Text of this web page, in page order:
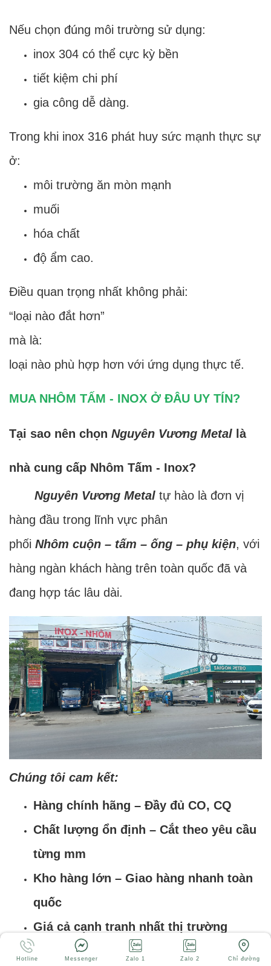
Nếu chọn đúng môi trường sử dụng:
inox 304 có thể cực kỳ bền
tiết kiệm chi phí
gia công dễ dàng.
Trong khi inox 316 phát huy sức mạnh thực sự
ở:
môi trường ăn mòn mạnh
muối
hóa chất
độ ẩm cao.
Điều quan trọng nhất không phải:
“loại nào đắt hơn”
mà là:
loại nào phù hợp hơn với ứng dụng thực tế.
MUA NHÔM TẤM - INOX Ở ĐÂU UY TÍN?
Tại sao nên chọn Nguyên Vương Metal là
nhà cung cấp Nhôm Tấm - Inox?
Nguyên Vương Metal tự hào là đơn vị
hàng đầu trong lĩnh vực phân
phối Nhôm cuộn – tấm – ống – phụ kiện, với
hàng ngàn khách hàng trên toàn quốc đã và
đang hợp tác lâu dài.
Chúng tôi cam kết:
Hàng chính hãng – Đầy đủ CO, CQ
Chất lượng ổn định – Cắt theo yêu cầu
từng mm
Kho hàng lớn – Giao hàng nhanh toàn
quốc
Giá cả cạnh tranh nhất thị trường
Tư vấn kỹ thuật tận tâm – hỗ trợ kỹ
Hotline Messenger Zalo 1 Zalo 2 Chỉ đường